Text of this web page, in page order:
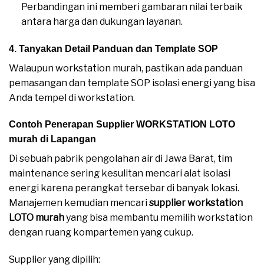
Perbandingan ini memberi gambaran nilai terbaik
antara harga dan dukungan layanan.
4. Tanyakan Detail Panduan dan Template SOP
Walaupun workstation murah, pastikan ada panduan
pemasangan dan template SOP isolasi energi yang bisa
Anda tempel di workstation.
Contoh Penerapan Supplier WORKSTATION LOTO
murah di Lapangan
Di sebuah pabrik pengolahan air di Jawa Barat, tim
maintenance sering kesulitan mencari alat isolasi
energi karena perangkat tersebar di banyak lokasi.
Manajemen kemudian mencarisupplier workstation
LOTO murahyang bisa membantu memilih workstation
dengan ruang kompartemen yang cukup.
Supplier yang dipilih: